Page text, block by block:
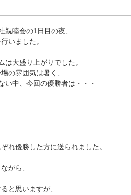
親睦会の1日目の夜、
いました。
は大盛り上がりでした。
の雰囲気は暑く、
い中、今回の優勝者は・・・
れ優勝した方に送られました。
がら、
と思いますが、